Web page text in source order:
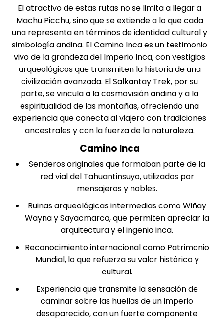
El atractivo de estas rutas no se limita a llegar a
Machu Picchu, sino que se extiende a lo que cada
una representa en términos de identidad cultural y
simbología andina. El Camino Inca es un testimonio
vivo de la grandeza del Imperio Inca, con vestigios
arqueológicos que transmiten la historia de una
civilización avanzada. ElSalkantay Trek, por su
parte, se vincula a la cosmovisión andina y a la
espiritualidad de las montañas, ofreciendo una
experiencia que conecta al viajero con tradiciones
ancestrales y con la fuerza de la naturaleza.
Camino Inca
Senderos originales que formaban parte de la
red vial del Tahuantinsuyo, utilizados por
mensajeros y nobles.
Ruinas arqueológicas intermedias como Wiñay
Wayna y Sayacmarca, que permiten apreciar la
arquitectura y el ingenio inca.
Reconocimiento internacional como Patrimonio
Mundial, lo que refuerza su valor histórico y
cultural.
Experiencia que transmite la sensación de
caminar sobre las huellas de un imperio
desaparecido, con un fuerte componente